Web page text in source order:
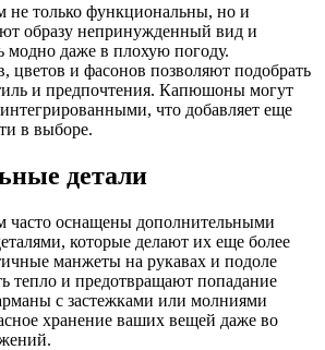
только функциональны, но и
образу непринужденный вид и
модно даже в плохую погоду.
цветов и фасонов позволяют подобрать
и предпочтения. Капюшоны могут
что добавляет еще
в выборе.
детали
оснащены дополнительными
которые делают их еще более
манжеты на рукавах и подоле
тепло и предотвращают попадание
с застежками или молниями
хранение ваших вещей даже во